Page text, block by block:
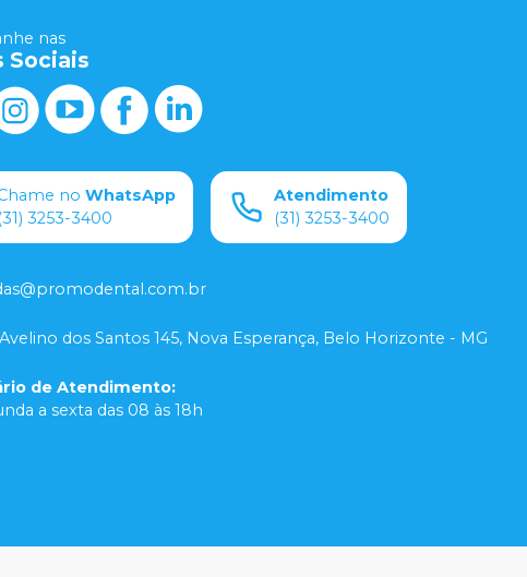
nas
Sociais
no WhatsApp
(31) 3253-3400
Atendimento
(31) 3253-3400
dos Santos 145, Nova Esperança, Belo Horizonte - MG
de Atendimento:
a sexta das 08 às 18h